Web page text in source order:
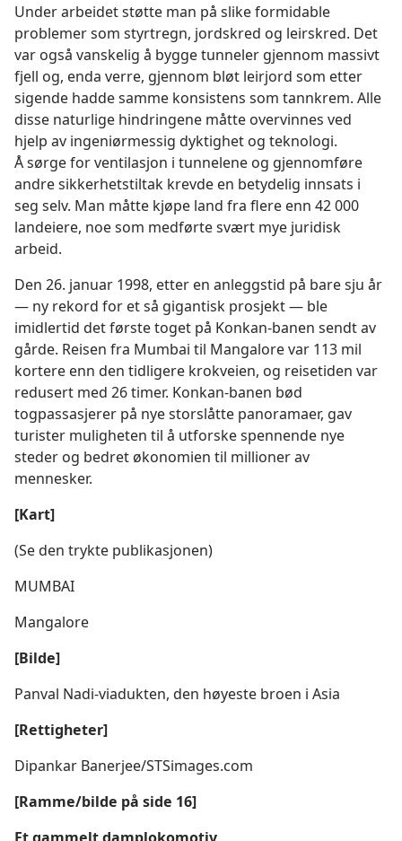
Under arbeidet støtte man på slike formidable
problemer som styrtregn, jordskred og leirskred. Det
var også vanskelig å bygge tunneler gjennom massivt
fjell og, enda verre, gjennom bløt leirjord som etter
sigende hadde samme konsistens som tannkrem. Alle
disse naturlige hindringene måtte overvinnes ved
hjelp av ingeniørmessig dyktighet og teknologi.
Å sørge for ventilasjon i tunnelene og gjennomføre
andre sikkerhetstiltak krevde en betydelig innsats i
seg selv. Man måtte kjøpe land fra flere enn 42 000
landeiere, noe som medførte svært mye juridisk
arbeid.
Den 26. januar 1998, etter en anleggstid på bare sju år
— ny rekord for et så gigantisk prosjekt — ble
imidlertid det første toget på Konkan-banen sendt av
gårde. Reisen fra Mumbai til Mangalore var 113 mil
kortere enn den tidligere krokveien, og reisetiden var
redusert med 26 timer. Konkan-banen bød
togpassasjerer på nye storslåtte panoramaer, gav
turister muligheten til å utforske spennende nye
steder og bedret økonomien til millioner av
mennesker.
[Kart]
(Se den trykte publikasjonen)
MUMBAI
Mangalore
[Bilde]
Panval Nadi-viadukten, den høyeste broen i Asia
[Rettigheter]
Dipankar Banerjee/STSimages.com
[Ramme/bilde på side 16]